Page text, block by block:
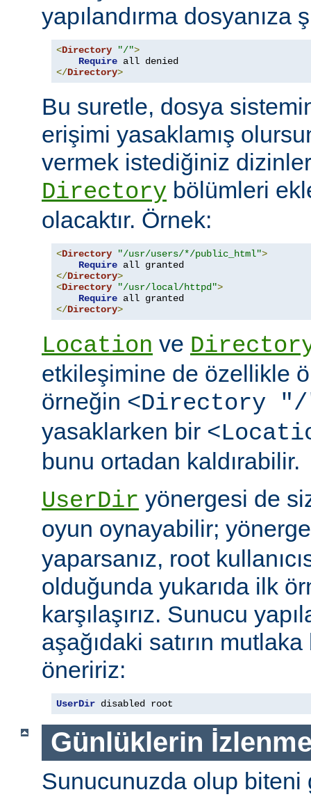
yapılandırma dosyanıza
<Directory "/">
Require
</Directory>
Bu suretle, dosya
erişimi yasaklamış
vermek istediğiniz
Directory bölümleri
olacaktır. Örnek:
<Directory "/usr/users/*/public_html">
Require
</Directory>
<Directory "/usr/local/httpd">
Require
</Directory>
Location ve
etkileşimine de özellikle
örneğin <Directory "/
yasaklarken bir
bunu ortadan kaldırabilir.
UserDir yönergesi de
oyun oynayabilir;
yaparsanız, root
olduğunda yukarıda ilk
karşılaşırız. Sunucu
aşağıdaki satırın mutlaka
öneririz:
UserDir disabled root
Günlüklerin
Sunucunuzda olup